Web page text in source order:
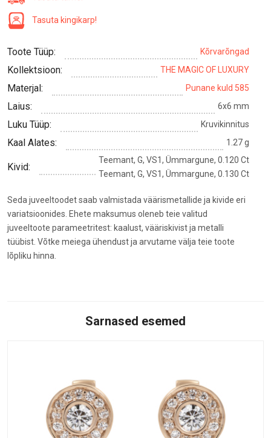
Tasuta kingikarp!
Toote Tüüp: Kõrvarõngad
Kollektsioon: THE MAGIC OF LUXURY
Materjal: Punane kuld 585
Laius: 6x6 mm
Luku Tüüp: Kruvikinnitus
Kaal Alates: 1.27 g
Kivid:
Teemant, G, VS1, Ümmargune, 0.120 Ct
Teemant, G, VS1, Ümmargune, 0.130 Ct
Seda juveeltoodet saab valmistada väärismetallide ja kivide eri
variatsioonides. Ehete maksumus oleneb teie valitud
juveeltoote parameetritest: kaalust, vääriskivist ja metalli
tüübist. Võtke meiega ühendust ja arvutame välja teie toote
lõpliku hinna.
Sarnased esemed